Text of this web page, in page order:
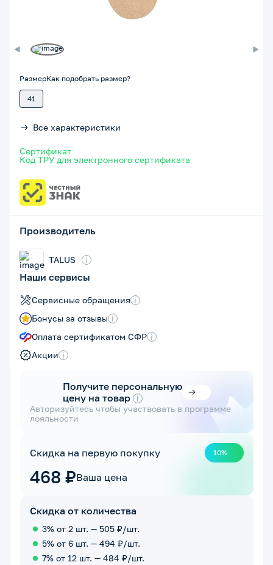
РазмерКак подобрать размер?
41
Все характеристики
Сертификат
Код ТРУ для электронного сертификата
Производитель
TALUS i
Наши сервисы
Сервисные обращения i
Бонусы за отзывы i
Оплата сертификатом СФР i
Акции i
Получите персональную
цену на товар i
Авторизуйтесь чтобы участвовать в программе
лояльности
Скидка на первую покупку 10%
468 ₽Ваша цена
Скидка от количества
3% от 2 шт. — 505 ₽/шт.
5% от 6 шт. — 494 ₽/шт.
7% от 12 шт. — 484 ₽/шт.